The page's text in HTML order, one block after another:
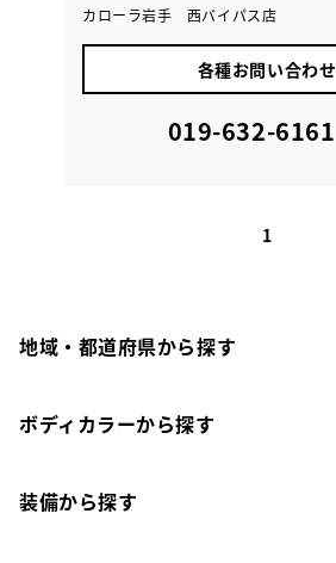
カローラ岩手 西バイパス店
各種お問い合わせ
019-632-6161
1
地域・都道府県から探す
ボディカラーから探す
装備から探す